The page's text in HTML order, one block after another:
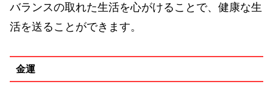
バランスの取れた生活を心がけることで、健康な生
活を送ることができます。
金運